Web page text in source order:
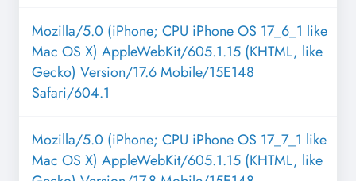
Mozilla/5.0 (iPhone; CPU iPhone OS 17_6_1 like
Mac OS X) AppleWebKit/605.1.15 (KHTML, like
Gecko) Version/17.6 Mobile/15E148
Safari/604.1
Mozilla/5.0 (iPhone; CPU iPhone OS 17_7_1 like
Mac OS X) AppleWebKit/605.1.15 (KHTML, like